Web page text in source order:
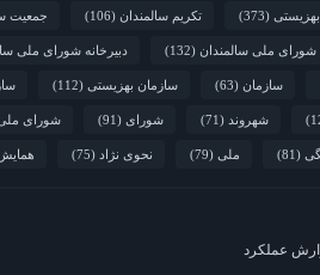
2 هفته قبل بهزیستی (373) تکریم سالمندان (106) جمعیت
شورای ملی سالمندان (132) دبیرخانه شورای ملی
سازمان (63) سازمان بهزیستی (112)
شهروند (71) شورای (91) شورای ملی
(81) ملی (79) نحوی نژاد (75)
عملکرد